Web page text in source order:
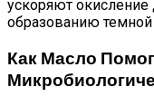
ускоряют
образованию
Как Масло